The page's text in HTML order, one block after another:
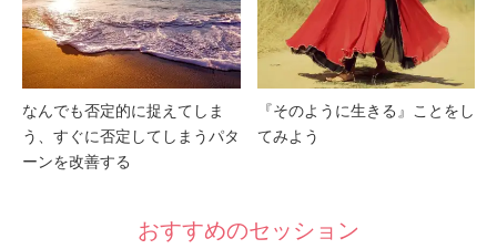
なんでも否定的に捉えてしま
う、すぐに否定してしまうパタ
ーンを改善する
『そのように生きる』ことをし
てみよう
おすすめのセッション